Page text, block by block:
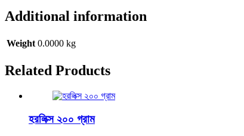
Additional information
Weight 0.0000 kg
Related Products
হরলিক্স ২০০ গ্রাম